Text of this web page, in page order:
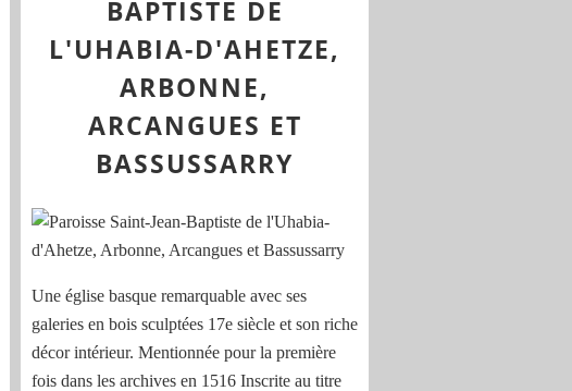
BAPTISTE DE
L'UHABIA-D'AHETZE,
ARBONNE,
ARCANGUES ET
BASSUSSARRY
Une église basque remarquable avec ses
galeries en bois sculptées 17e siècle et son riche
décor intérieur. Mentionnée pour la première
fois dans les archives en 1516 Inscrite au titre